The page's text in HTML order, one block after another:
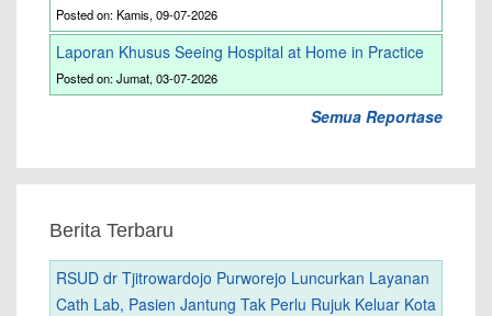
Posted on: Kamis, 09-07-2026
Laporan Khusus Seeing Hospital at Home in Practice
Posted on: Jumat, 03-07-2026
Semua Reportase
Berita Terbaru
RSUD dr Tjitrowardojo Purworejo Luncurkan Layanan
Cath Lab, Pasien Jantung Tak Perlu Rujuk Keluar Kota